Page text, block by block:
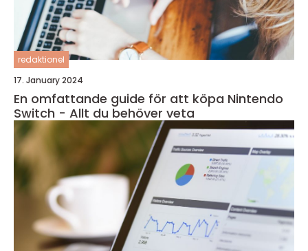
redaktionel
17. January 2024
En omfattande guide för att köpa Nintendo
Switch - Allt du behöver veta